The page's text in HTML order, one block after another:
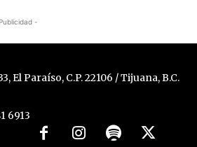
-
El Paraíso, C.P. 22106 / Tijuana, B.C.
6913